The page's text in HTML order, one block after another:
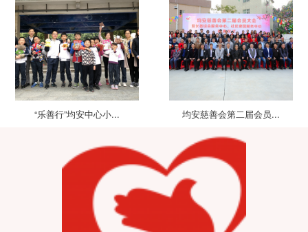
“乐善行”均安中心小... 均安慈善会第二届会员...